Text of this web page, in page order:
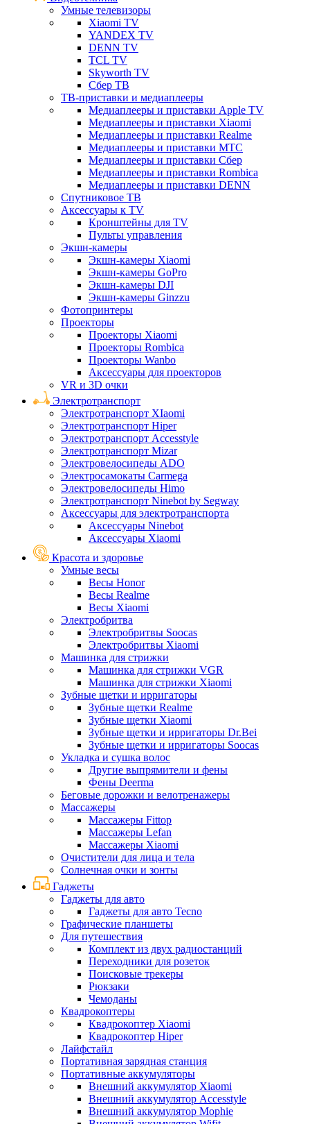
Умные телевизоры
Xiaomi TV
YANDEX TV
DENN TV
TCL TV
Skyworth TV
Сбер ТВ
ТВ-приставки и медиаплееры
Медиаплееры и приставки Apple TV
Медиаплееры и приставки Xiaomi
Медиаплееры и приставки Realme
Медиаплееры и приставки МТС
Медиаплееры и приставки Сбер
Медиаплееры и приставки Rombica
Медиаплееры и приставки DENN
Спутниковое ТВ
Аксессуары к TV
Кронштейны для TV
Пульты управления
Экшн-камеры
Экшн-камеры Xiaomi
Экшн-камеры GoPro
Экшн-камеры DJI
Экшн-камеры Ginzzu
Фотопринтеры
Проекторы
Проекторы Xiaomi
Проекторы Rombica
Проекторы Wanbo
Аксессуары для проекторов
VR и 3D очки
Электротранспорт
Электротранспорт XIaomi
Электротранспорт Hiper
Электротранспорт Accesstyle
Электротранспорт Mizar
Электровелосипеды ADO
Электросамокаты Carmega
Электровелосипеды Himo
Электротранспорт Ninebot by Segway
Аксессуары для электротранспорта
Аксессуары Ninebot
Аксессуары Xiaomi
Красота и здоровье
Умные весы
Весы Honor
Весы Realme
Весы Xiaomi
Электробритва
Электробритвы Soocas
Электробритвы Xiaomi
Машинка для стрижки
Машинка для стрижки VGR
Машинка для стрижки Xiaomi
Зубные щетки и ирригаторы
Зубные щетки Realme
Зубные щетки Xiaomi
Зубные щетки и ирригаторы Dr.Bei
Зубные щетки и ирригаторы Soocas
Укладка и сушка волос
Другие выпрямители и фены
Фены Deerma
Беговые дорожки и велотренажеры
Массажеры
Массажеры Fittop
Массажеры Lefan
Массажеры Xiaomi
Очистители для лица и тела
Солнечная очки и зонты
Гаджеты
Гаджеты для авто
Гаджеты для авто Tecno
Графические планшеты
Для путешествия
Комплект из двух радиостанций
Переходники для розеток
Поисковые трекеры
Рюкзаки
Чемоданы
Квадрокоптеры
Квадрокоптер Xiaomi
Квадрокоптер Hiper
Лайфстайл
Портативная зарядная станция
Портативные аккумуляторы
Внешний аккумулятор Xiaomi
Внешний аккумулятор Accesstyle
Внешний аккумулятор Mophie